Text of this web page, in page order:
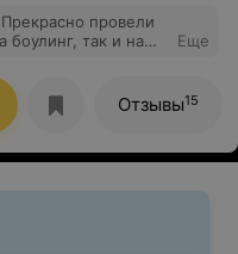
провели
так и на
Еще
Отзывы15